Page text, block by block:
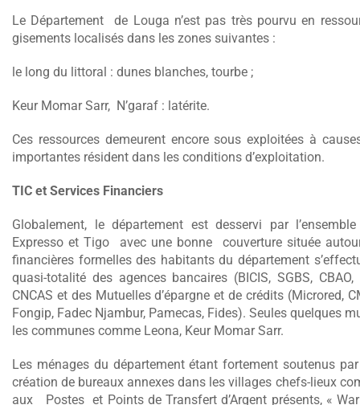
Le Département de Louga n’est pas très pourvu en
gisements localisés dans les zones suivantes :
le long du littoral : dunes blanches, tourbe ;
Keur Momar Sarr, N’garaf : latérite.
Ces ressources demeurent encore sous exploitées à
importantes résident dans les conditions d’exploitation.
TIC et Services Financiers
Globalement, le département est desservi par
Expresso et Tigo avec une bonne couverture située
financières formelles des habitants du département
quasi-totalité des agences bancaires (BICIS, SGBS, CBAO,
CNCAS et des Mutuelles d’épargne et de crédits (Microred,
Fongip, Fadec Njambur, Pamecas, Fides). Seules quelques
les communes comme Leona, Keur Momar Sarr.
Les ménages du département étant fortement soutenus
création de bureaux annexes dans les villages chefs-lieux
aux Postes et Points de Transfert d’Argent présents, «